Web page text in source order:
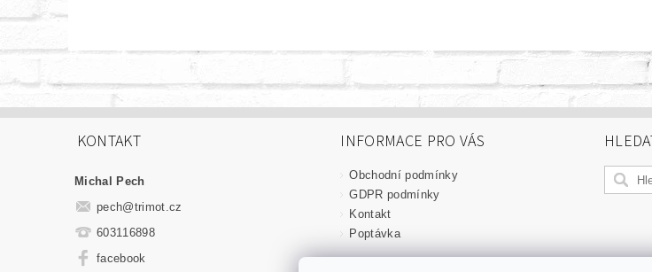
KONTAKT
Michal Pech
pech@trimot.cz
603116898
facebook
INFORMACE PRO VÁS
Obchodní podmínky
GDPR podmínky
Kontakt
Poptávka